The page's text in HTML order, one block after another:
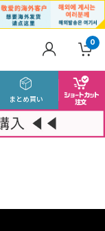
0
まとめ買い